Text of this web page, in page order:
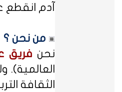
آدم انقطع
من نحن ؟
نحن فريق
الثقافة